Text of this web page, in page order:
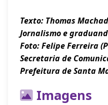
Texto: Thomas
Jornalismo e
Foto: Felipe Ferreira
Secretaria de
Prefeitura de Santa
Imagens